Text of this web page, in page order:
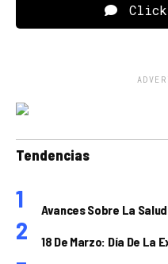
Click
Tendencias
Avances Sobre La
18 De Marzo: Día De La